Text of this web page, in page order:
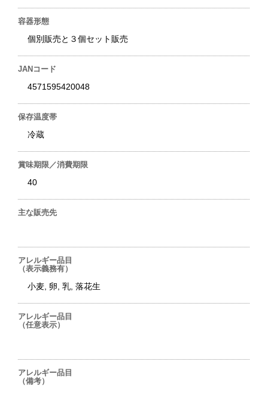
容器形態
個別販売と３個セット販売
JANコード
4571595420048
保存温度帯
冷蔵
賞味期限／消費期限
40
主な販売先
アレルギー品目
（表示義務有）
小麦, 卵, 乳, 落花生
アレルギー品目
（任意表示）
アレルギー品目
（備考）